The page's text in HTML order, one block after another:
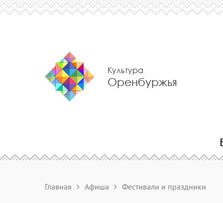
Культура
Оренбуржья
Главная Афиша Фестивали и праздники